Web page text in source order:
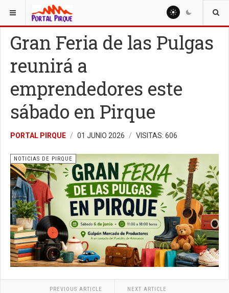
ESTÁ AQUÍ: NOTICIAS
Gran Feria de las Pulgas
reunirá a
emprendedores este
sábado en Pirque
PORTAL PIRQUE 01 JUNIO 2026 VISITAS: 606
NOTICIAS DE PIRQUE
PREVIOUS ARTICLE NEXT ARTICLE